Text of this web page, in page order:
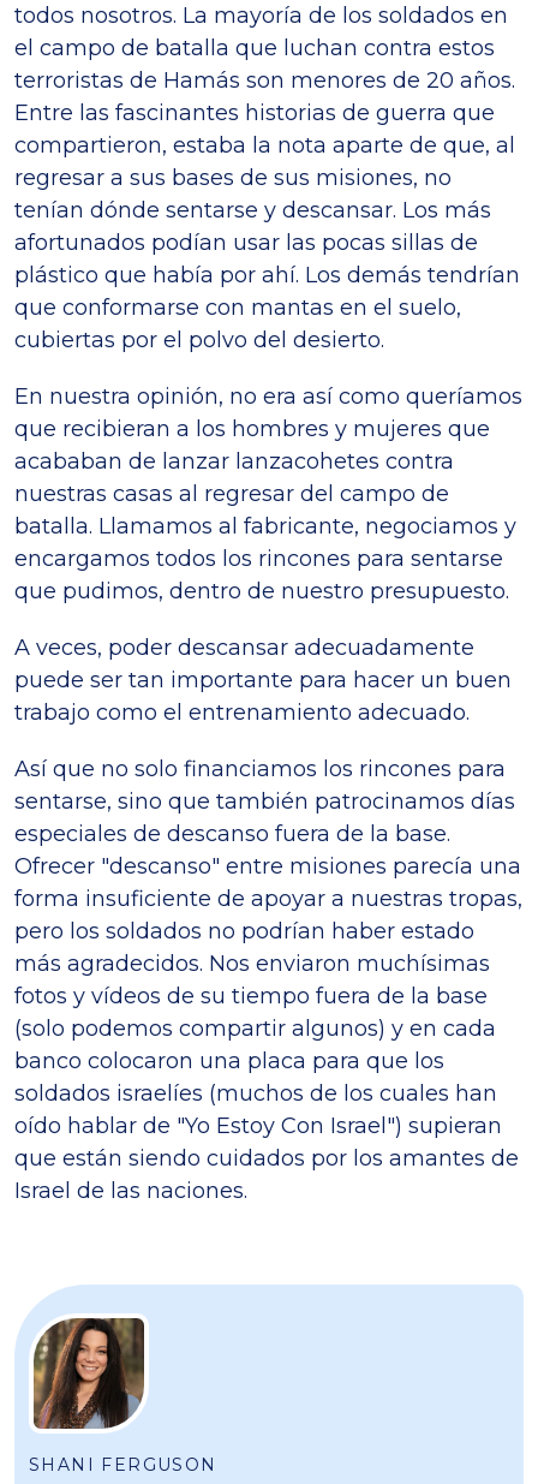
todos nosotros. La mayoría de los soldados en
el campo de batalla que luchan contra estos
terroristas de Hamás son menores de 20 años.
Entre las fascinantes historias de guerra que
compartieron, estaba la nota aparte de que, al
regresar a sus bases de sus misiones, no
tenían dónde sentarse y descansar. Los más
afortunados podían usar las pocas sillas de
plástico que había por ahí. Los demás tendrían
que conformarse con mantas en el suelo,
cubiertas por el polvo del desierto.
En nuestra opinión, no era así como queríamos
que recibieran a los hombres y mujeres que
acababan de lanzar lanzacohetes contra
nuestras casas al regresar del campo de
batalla. Llamamos al fabricante, negociamos y
encargamos todos los rincones para sentarse
que pudimos, dentro de nuestro presupuesto.
A veces, poder descansar adecuadamente
puede ser tan importante para hacer un buen
trabajo como el entrenamiento adecuado.
Así que no solo financiamos los rincones para
sentarse, sino que también patrocinamos días
especiales de descanso fuera de la base.
Ofrecer "descanso" entre misiones parecía una
forma insuficiente de apoyar a nuestras tropas,
pero los soldados no podrían haber estado
más agradecidos. Nos enviaron muchísimas
fotos y vídeos de su tiempo fuera de la base
(solo podemos compartir algunos) y en cada
banco colocaron una placa para que los
soldados israelíes (muchos de los cuales han
oído hablar de "Yo Estoy Con Israel") supieran
que están siendo cuidados por los amantes de
Israel de las naciones.
SHANI FERGUSON